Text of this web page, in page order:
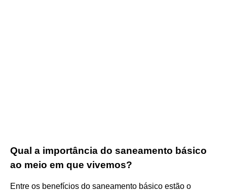
Qual a importância do saneamento básico
ao meio em que vivemos?
Entre os benefícios do saneamento básico estão o